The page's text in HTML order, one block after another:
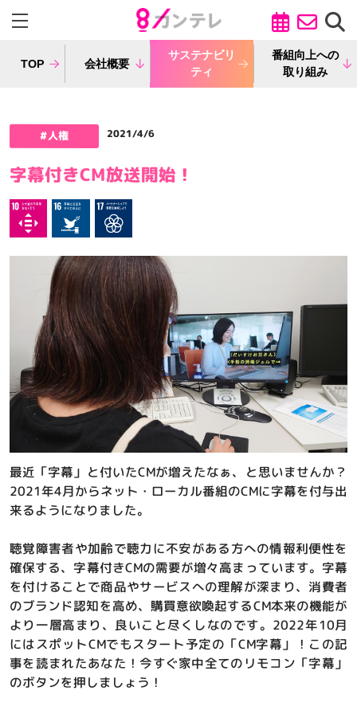
TOP 会社概要
サステナビリ
ティ
番組向上への
取り組み
2021/4/6
字幕付きCM放送開始！
最近「字幕」と付いたCMが増えたなぁ、と思いませんか？
2021年4月からネット・ローカル番組のCMに字幕を付与出
来るようになりました。
聴覚障害者や加齢で聴力に不安がある方への情報利便性を
確保する、字幕付きCMの需要が増々高まっています。字幕
を付けることで商品やサービスへの理解が深まり、消費者
のブランド認知を高め、購買意欲喚起するCM本来の機能が
より一層高まり、良いこと尽くしなのです。2022年10月
にはスポットCMでもスタート予定の「CM字幕」！この記
事を読まれたあなた！今すぐ家中全てのリモコン「字幕」
のボタンを押しましょう！